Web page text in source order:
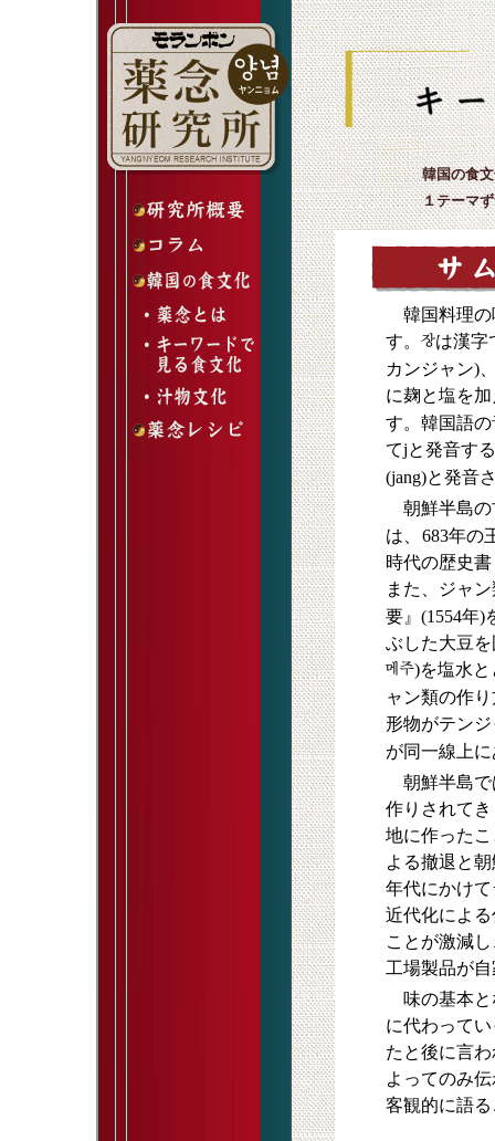
韓国の食
１テーマ
韓国料理の
す。
は漢字
カンジャン)
に麹と塩を
す。韓国語
てjと発音す
(jang)と発音
朝鮮半島の
は、 683年の
時代の歴史
また、ジャ
要』(1554年)
ぶした大豆
)を塩水と
ャン類の作
形物がテン
が同一線上
朝鮮半島で
作りされて
地に作った
よる撤退と
年代にかけ
近代化によ
ことが激減
工場製品が
味の基本と
に代わって
たと後に言
よってのみ
客観的に語